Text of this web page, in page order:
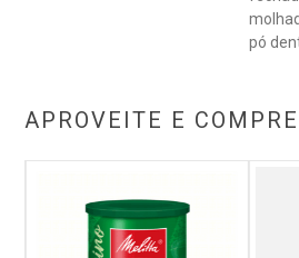
pó
APROVEITE E